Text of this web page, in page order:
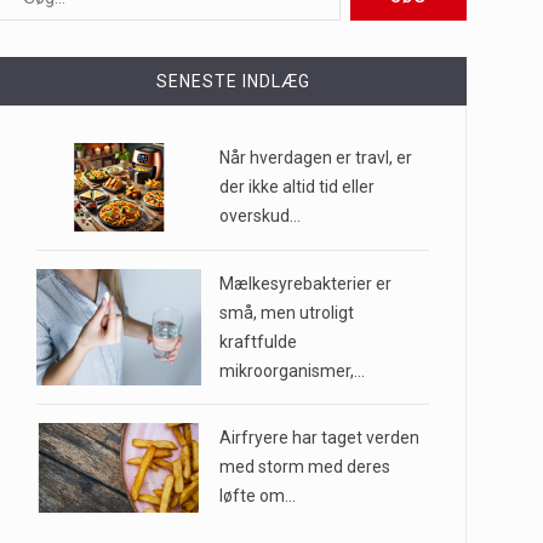
af mennesker…
til…
SENESTE INDLÆG
Når hverdagen er travl, er
der ikke altid tid eller
overskud…
Mælkesyrebakterier er
små, men utroligt
kraftfulde
mikroorganismer,…
Airfryere har taget verden
med storm med deres
løfte om…